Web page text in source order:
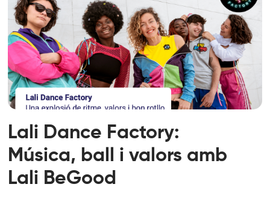
Lali Dance Factory:
Música, ball i valors amb
Lali BeGood